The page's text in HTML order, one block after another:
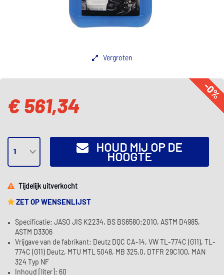
Vergroten
-0%
€ 561,34
HOUD MIJ OP DE
HOOGTE
Tijdelijk uitverkocht
ZET OP WENSENLIJST
Specificatie: JASO JIS K2234, BS BS6580:2010, ASTM D4985,
ASTM D3306
Vrijgave van de fabrikant: Deutz DQC CA-14, VW TL-774C (G11), TL-
774C (G11) Deutz, MTU MTL 5048, MB 325.0, DTFR 29C100, MAN
324 Typ NF
Inhoud [liter]: 60